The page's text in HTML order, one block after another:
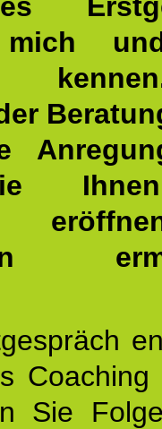
Coaching
Sie